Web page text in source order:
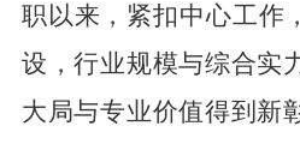
职以来，紧扣中心工作
设，行业规模与综合实
大局与专业价值得到新